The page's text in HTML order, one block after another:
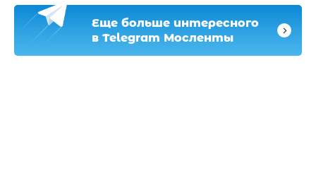
Еще больше интересного
в Telegram Мосленты